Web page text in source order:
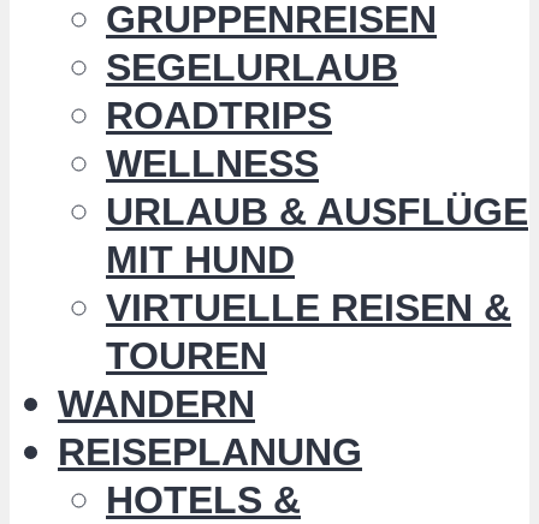
GRUPPENREISEN
SEGELURLAUB
ROADTRIPS
WELLNESS
URLAUB & AUSFLÜGE
MIT HUND
VIRTUELLE REISEN &
TOUREN
WANDERN
REISEPLANUNG
HOTELS &